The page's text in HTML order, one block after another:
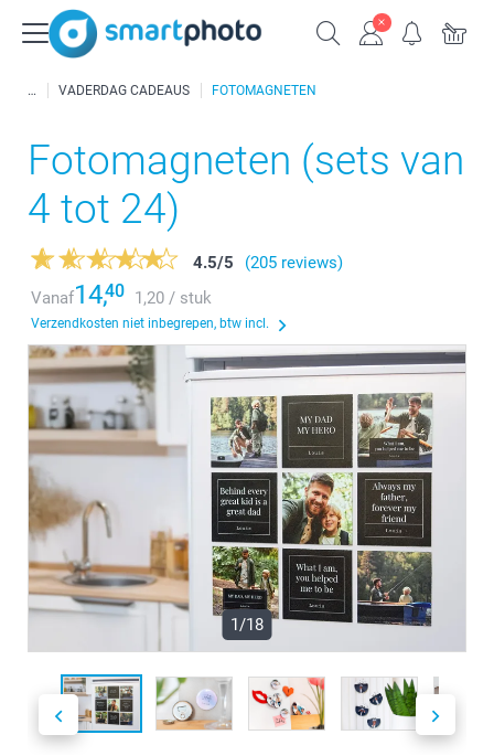
VADERDAG CADEAUS FOTOMAGNETEN
Fotomagneten (sets van
4 tot 24)
4.5/5
(205 reviews)
Vanaf14,40 1,20 / stuk
Verzendkosten niet inbegrepen, btw incl.
1/18